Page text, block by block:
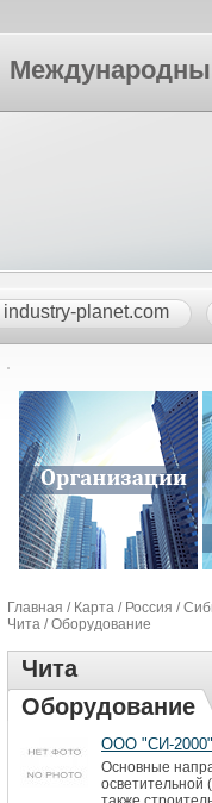
industry-planet.com
Главная / Карта / Россия /
Чита / Оборудование
Чита
Оборудование
ООО "СИ-2000"
Основные
осветительной